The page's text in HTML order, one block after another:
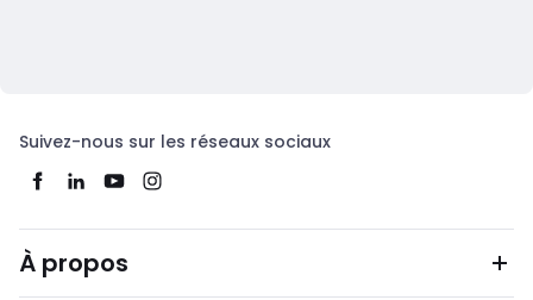
Suivez-nous sur les réseaux sociaux
À propos